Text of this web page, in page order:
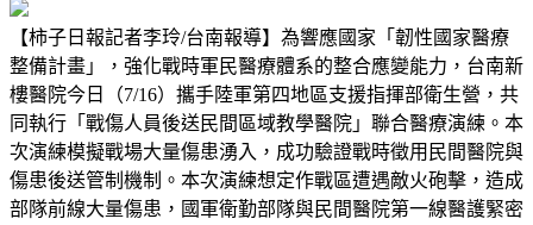
【柿子日報記者李玲/台南報導】為響應國家「韌性國家醫療
整備計畫」，強化戰時軍民醫療體系的整合應變能力，台南新
樓醫院今日（7/16）攜手陸軍第四地區支援指揮部衛生營，共
同執行「戰傷人員後送民間區域教學醫院」聯合醫療演練。本
次演練模擬戰場大量傷患湧入，成功驗證戰時徵用民間醫院與
傷患後送管制機制。本次演練想定作戰區遭遇敵火砲擊，造成
部隊前線大量傷患，國軍衛勤部隊與民間醫院第一線醫護緊密